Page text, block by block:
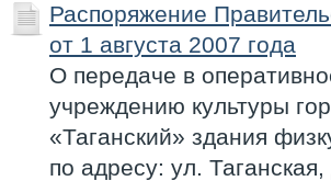
Распоряжение
от 1 августа 2007 года
О передаче в
учреждению культуры
«Таганский» здания
по адресу: ул.